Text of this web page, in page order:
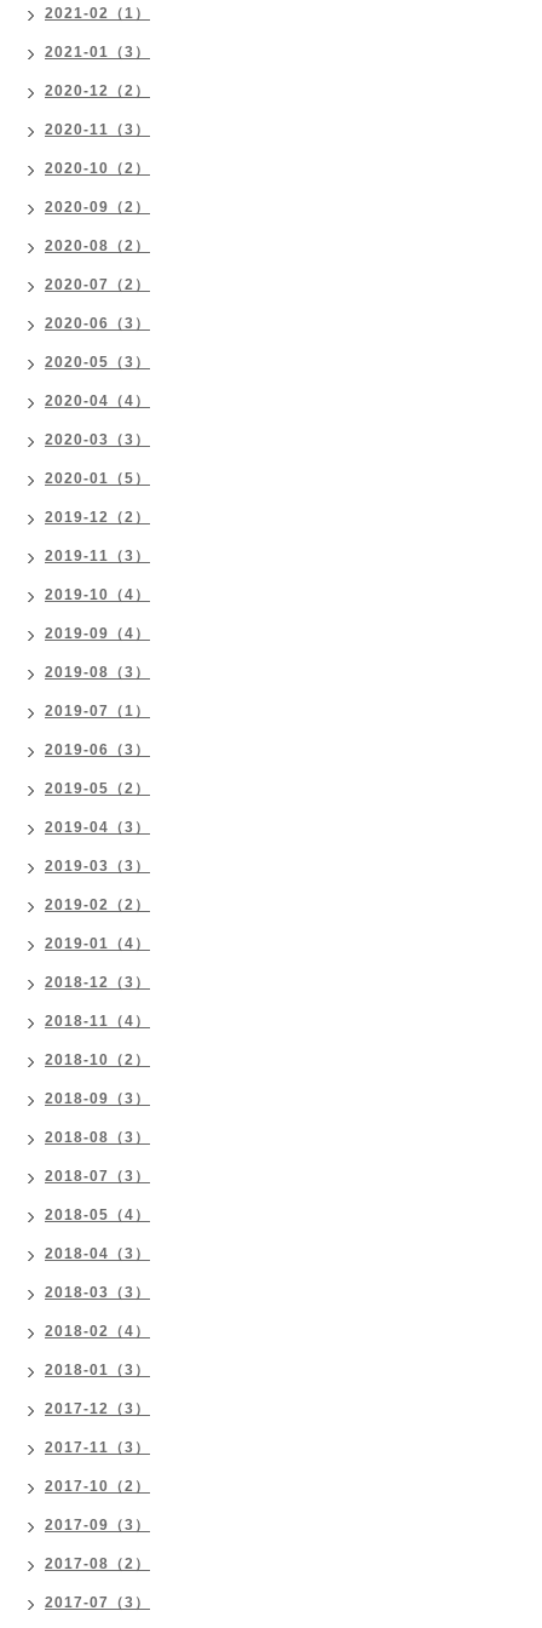
2021-02（1）
2021-01（3）
2020-12（2）
2020-11（3）
2020-10（2）
2020-09（2）
2020-08（2）
2020-07（2）
2020-06（3）
2020-05（3）
2020-04（4）
2020-03（3）
2020-01（5）
2019-12（2）
2019-11（3）
2019-10（4）
2019-09（4）
2019-08（3）
2019-07（1）
2019-06（3）
2019-05（2）
2019-04（3）
2019-03（3）
2019-02（2）
2019-01（4）
2018-12（3）
2018-11（4）
2018-10（2）
2018-09（3）
2018-08（3）
2018-07（3）
2018-05（4）
2018-04（3）
2018-03（3）
2018-02（4）
2018-01（3）
2017-12（3）
2017-11（3）
2017-10（2）
2017-09（3）
2017-08（2）
2017-07（3）